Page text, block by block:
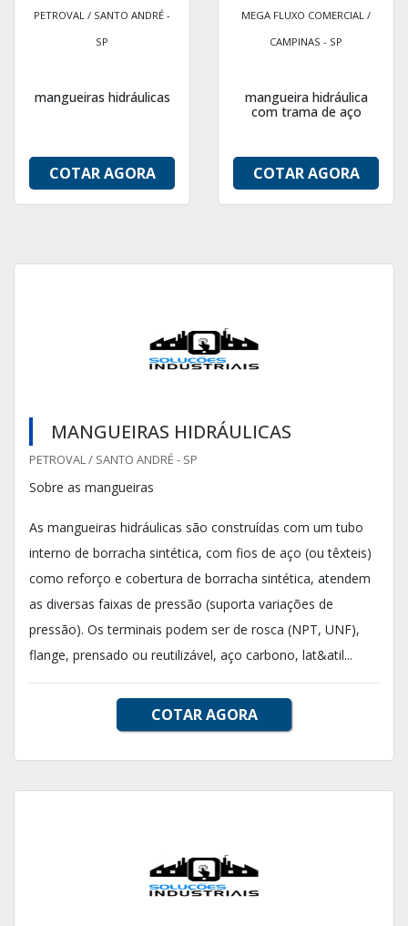
PETROVAL / SANTO ANDRÉ -
SP
mangueiras hidráulicas
COTAR AGORA
MEGA FLUXO COMERCIAL /
CAMPINAS - SP
mangueira hidráulica
com trama de aço
COTAR AGORA
MANGUEIRAS HIDRÁULICAS
PETROVAL / SANTO ANDRÉ - SP
Sobre as mangueiras
As mangueiras hidráulicas são construídas com um tubo
interno de borracha sintética, com fios de aço (ou têxteis)
como reforço e cobertura de borracha sintética, atendem
as diversas faixas de pressão (suporta variações de
pressão). Os terminais podem ser de rosca (NPT, UNF),
flange, prensado ou reutilizável, aço carbono, lat&atil...
COTAR AGORA